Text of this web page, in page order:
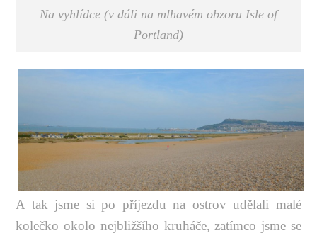
Na vyhlídce (v dáli na mlhavém obzoru Isle of
Portland)
A tak jsme si po příjezdu na ostrov udělali malé
kolečko okolo nejbližšího kruháče, zatímco jsme se